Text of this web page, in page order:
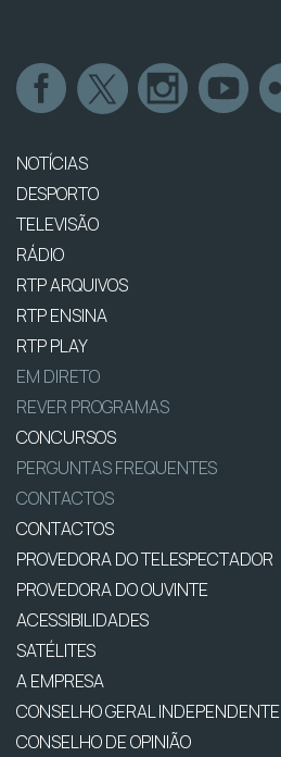
NOTÍCIAS
DESPORTO
TELEVISÃO
RÁDIO
RTP ARQUIVOS
RTP ENSINA
RTP PLAY
EM DIRETO
REVER PROGRAMAS
CONCURSOS
PERGUNTAS FREQUENTES
CONTACTOS
CONTACTOS
PROVEDORA DO TELESPECTADOR
PROVEDORA DO OUVINTE
ACESSIBILIDADES
SATÉLITES
A EMPRESA
CONSELHO GERAL INDEPENDENTE
CONSELHO DE OPINIÃO